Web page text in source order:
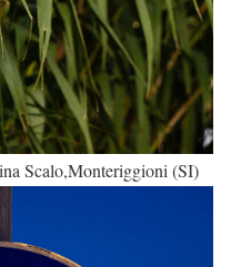
Scalo,Monteriggioni (SI)